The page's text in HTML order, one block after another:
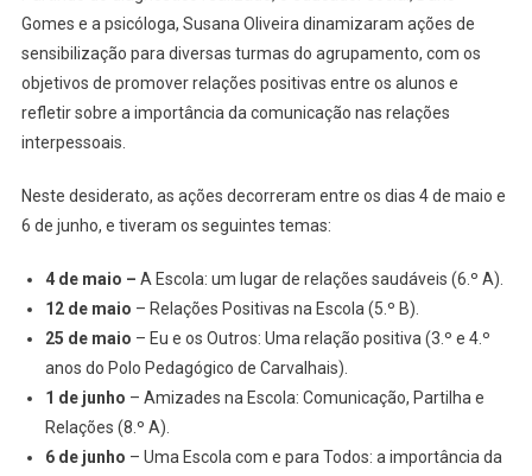
Gomes e a psicóloga, Susana Oliveira dinamizaram ações de
sensibilização para diversas turmas do agrupamento, com os
objetivos de promover relações positivas entre os alunos e
refletir sobre a importância da comunicação nas relações
interpessoais.
Neste desiderato, as ações decorreram entre os dias 4 de maio e
6 de junho, e tiveram os seguintes temas:
4 de maio – A Escola: um lugar de relações saudáveis (6.º A).
12 de maio – Relações Positivas na Escola (5.º B).
25 de maio – Eu e os Outros: Uma relação positiva (3.º e 4.º
anos do Polo Pedagógico de Carvalhais).
1 de junho – Amizades na Escola: Comunicação, Partilha e
Relações (8.º A).
6 de junho – Uma Escola com e para Todos: a importância da